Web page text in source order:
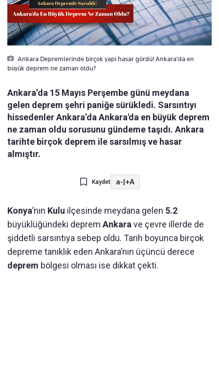
Ankara Depremlerinde birçok yapi hasar gördü! Ankara'da en
büyük deprem ne zaman oldu?
Ankara’da 15 Mayıs Perşembe günü meydana
gelen deprem şehri paniğe sürükledi. Sarsıntıyı
hissedenler Ankara’da Ankara'da en büyük deprem
ne zaman oldu sorusunu gündeme taşıdı. Ankara
tarihte birçok deprem ile sarsılmış ve hasar
almıştır.
Kaydet a-|+A
Konya’nın Kulu ilçesinde meydana gelen 5.2
büyüklüğündeki deprem Ankara ve çevre illerde de
şiddetli sarsıntıya sebep oldu. Tarih boyunca birçok
depreme tanıklık eden Ankara’nın üçüncü derece
deprem bölgesi olması ise dikkat çekti.